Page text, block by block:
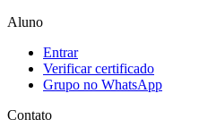
Aluno
Entrar
Verificar certificado
Grupo no WhatsApp
Contato